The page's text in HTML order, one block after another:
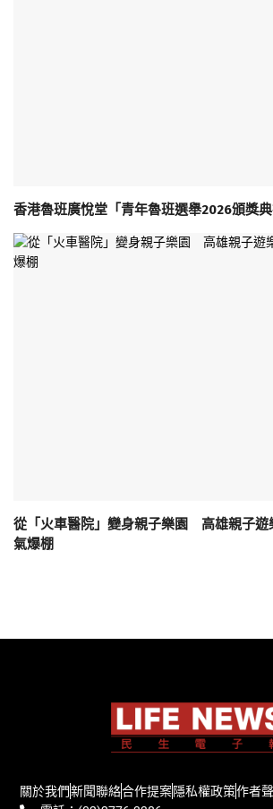
香港魯班廣悅堂「青年魯班選舉2026頒獎
從「火車醫院」變身親子樂園 高雄親子遊
氣爆棚
關於我們新聞聯絡合作提案隱私權政策作者